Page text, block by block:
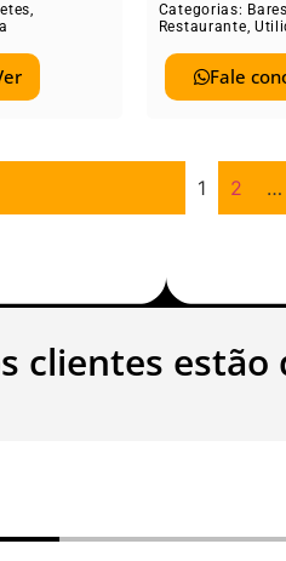
,
Categorias:
Restaurante,
Fale
1 2 …
clientes estão